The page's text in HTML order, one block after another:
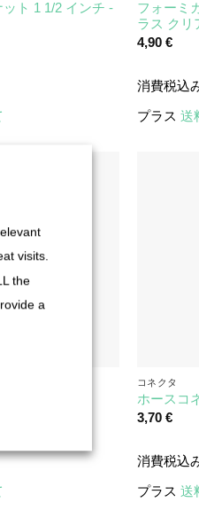
ト 1 1/2 インチ -
フォーミ
ラス クリ
4,90 €
消費税込
プラス 送
- 白
コネクタ
ホースコ
3,70 €
消費税込
プラス 送
visits.
the
a